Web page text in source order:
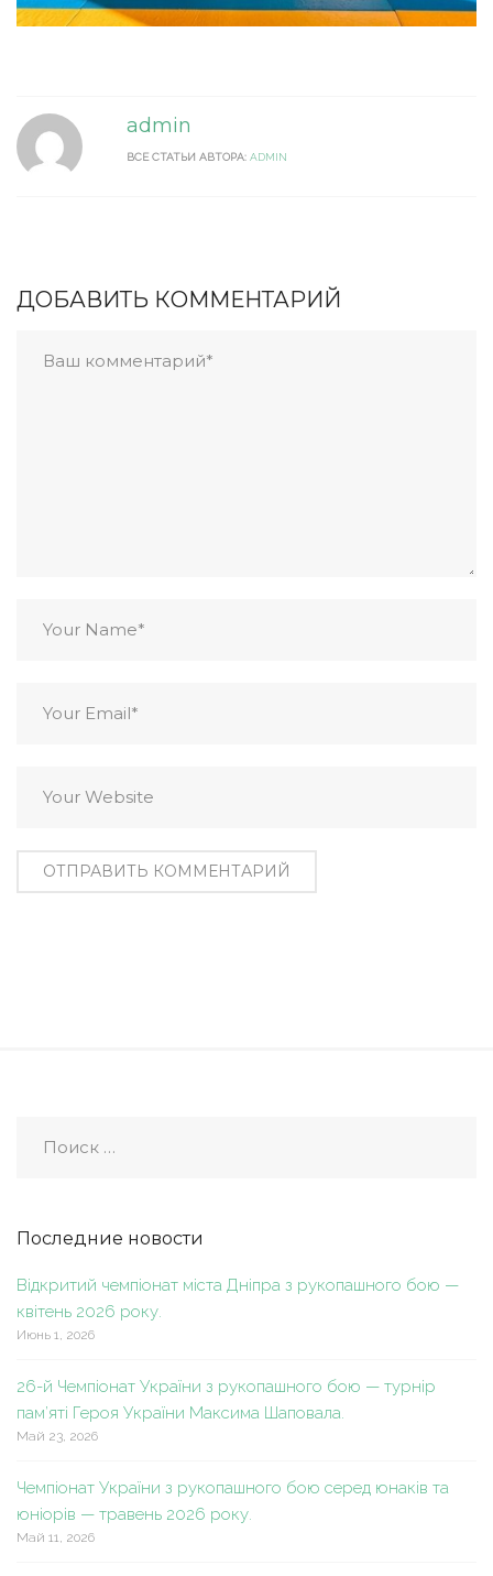
admin
ВСЕ СТАТЬИ АВТОРА: ADMIN
ДОБАВИТЬ КОММЕНТАРИЙ
Последние новости
Відкритий чемпіонат міста Дніпра з рукопашного бою —
квітень 2026 року.
Июнь 1, 2026
26-й Чемпіонат України з рукопашного бою — турнір
пам’яті Героя України Максима Шаповала.
Май 23, 2026
Чемпіонат України з рукопашного бою серед юнаків та
юніорів — травень 2026 року.
Май 11, 2026